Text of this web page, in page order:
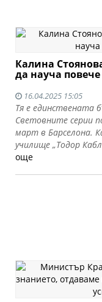
Калина
да науча
16.04.2025 15:05
Тя е единствената
Световните серии
март в Барселона.
училище „Тодор
още